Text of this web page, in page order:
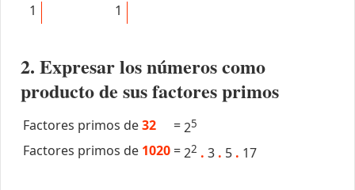
1
1
2. Expresar los números como
producto de sus factores primos
Factores primos de32 =25
Factores primos de 1020 =22 . 3 . 5 . 17